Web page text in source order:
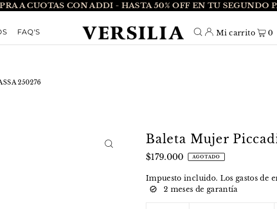
A CUOTAS CON ADDI - HASTA 50% OFF EN TU SEGUNDO
FAQ'S Mi carrito 0
250276
Baleta Mujer
$179.000 AGOTADO
Impuesto incluido. Los gastos de
2 meses de garantía